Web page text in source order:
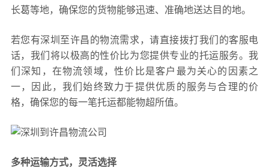
长葛等地，确保您的货物能够迅速、准确地送达目的地。
若您有深圳至许昌的物流需求，请直接拨打我们的客服电
话，我们将以极高的性价比为您提供专业的托运服务。我
们深知，在物流领域，性价比是客户最为关心的因素之
一，因此，我们始终致力于提供优质的服务与合理的价
格，确保您的每一笔托运都能物超所值。
多种运输方式，灵活选择